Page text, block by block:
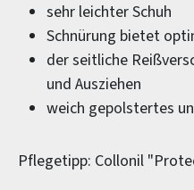
sehr leichter Schuh
Schnürung bietet
der seitliche
und Ausziehen
weich gepolstertes
Pflegetipp: Collonil